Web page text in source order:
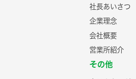
社長あいさつ
企業理念
会社概要
営業所紹介
その他